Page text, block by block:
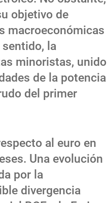
objetivo de
macroeconómicas
sentido, la
minoristas, unido
de la potencia
del primer
al euro en
Una evolución
por la
divergencia